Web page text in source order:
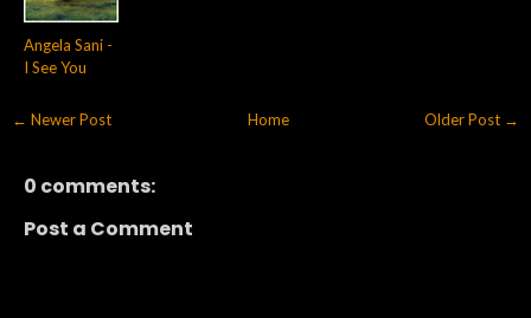
Angela Sani -
I See You
← Newer Post Older Post →
Home
0 comments:
Post a Comment